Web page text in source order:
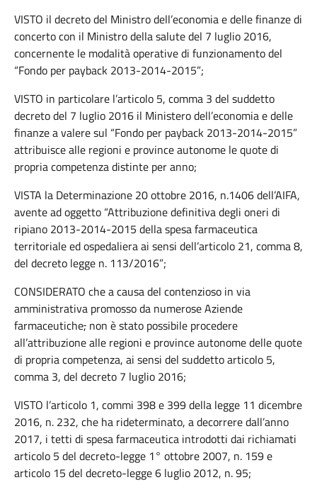
VISTO il decreto del Ministro dell’economia e delle finanze di
concerto con il Ministro della salute del 7 luglio 2016,
concernente le modalità operative di funzionamento del
“Fondo per payback 2013-2014-2015”;
VISTO in particolare l’articolo 5, comma 3 del suddetto
decreto del 7 luglio 2016 il Ministero dell’economia e delle
finanze a valere sul “Fondo per payback 2013-2014-2015”
attribuisce alle regioni e province autonome le quote di
propria competenza distinte per anno;
VISTA la Determinazione 20 ottobre 2016, n.1406 dell’AIFA,
avente ad oggetto “Attribuzione definitiva degli oneri di
ripiano 2013-2014-2015 della spesa farmaceutica
territoriale ed ospedaliera ai sensi dell’articolo 21, comma 8,
del decreto legge n. 113/2016”;
CONSIDERATO che a causa del contenzioso in via
amministrativa promosso da numerose Aziende
farmaceutiche, non è stato possibile procedere
all’attribuzione alle regioni e province autonome delle quote
di propria competenza, ai sensi del suddetto articolo 5,
comma 3, del decreto 7 luglio 2016;
VISTO l’articolo 1, commi 398 e 399 della legge 11 dicembre
2016, n. 232, che ha rideterminato, a decorrere dall’anno
2017, i tetti di spesa farmaceutica introdotti dai richiamati
articolo 5 del decreto-legge 1° ottobre 2007, n. 159 e
articolo 15 del decreto-legge 6 luglio 2012, n. 95;